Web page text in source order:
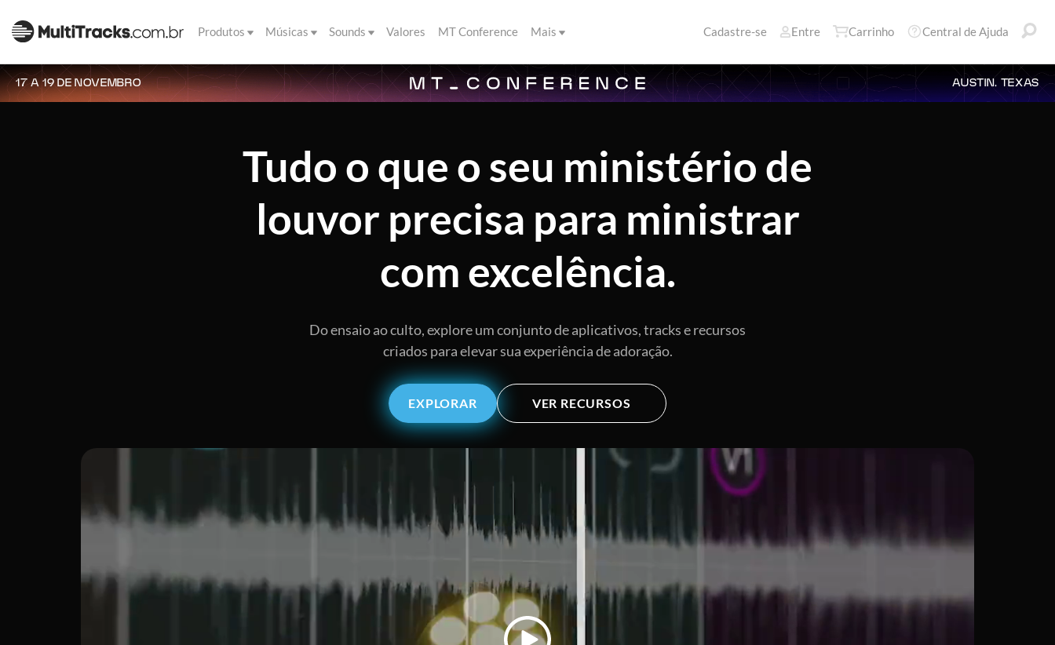
Produtos Músicas Sounds Valores MT Conference Mais Cadastre-se Entre Carrinho Central de Ajuda
17 A 19 DE NOVEMBRO AUSTIN, TEXAS
Tudo o que o seu ministério de
louvor precisa para ministrar
com excelência.
Do ensaio ao culto, explore um conjunto de aplicativos, tracks e recursos
criados para elevar sua experiência de adoração.
EXPLORAR VER RECURSOS